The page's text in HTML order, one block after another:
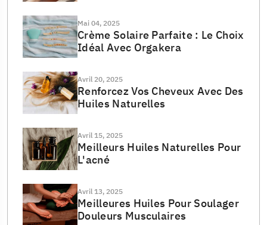
Mai 04, 2025
Crème Solaire Parfaite : Le Choix
Idéal Avec Orgakera
Avril 20, 2025
Renforcez Vos Cheveux Avec Des
Huiles Naturelles
Avril 15, 2025
Meilleurs Huiles Naturelles Pour
L'acné
Avril 13, 2025
Meilleures Huiles Pour Soulager
Douleurs Musculaires